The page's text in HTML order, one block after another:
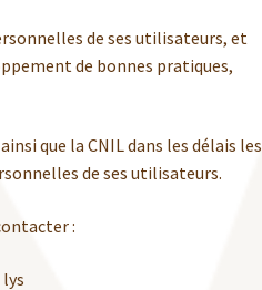
de ses utilisateurs, et
de bonnes pratiques,
que la CNIL dans les délais les
de ses utilisateurs.
: